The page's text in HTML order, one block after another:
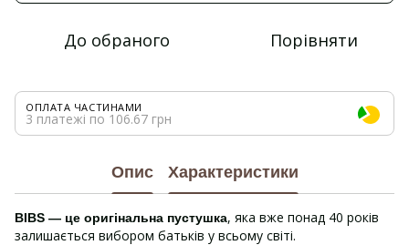
До обраного Порівняти
ОПЛАТА ЧАСТИНАМИ
3 платежі по 106.67 грн
Опис Характеристики
BIBS — це оригінальна пустушка, яка вже понад 40 років
залишається вибором батьків у всьому світі.